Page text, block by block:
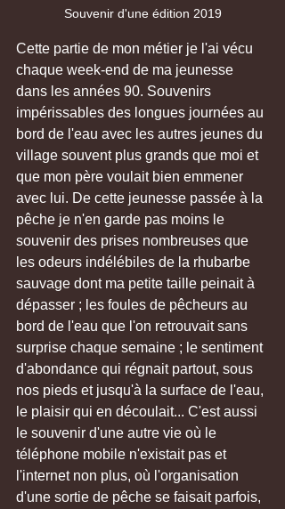
Souvenir d'une édition 2019
Cette partie de mon métier je l'ai vécu
chaque week-end de ma jeunesse
dans les années 90. Souvenirs
impérissables des longues journées au
bord de l'eau avec les autres jeunes du
village souvent plus grands que moi et
que mon père voulait bien emmener
avec lui. De cette jeunesse passée à la
pêche je n'en garde pas moins le
souvenir des prises nombreuses que
les odeurs indélébiles de la rhubarbe
sauvage dont ma petite taille peinait à
dépasser ; les foules de pêcheurs au
bord de l'eau que l'on retrouvait sans
surprise chaque semaine ; le sentiment
d'abondance qui régnait partout, sous
nos pieds et jusqu'à la surface de l'eau,
le plaisir qui en découlait... C'est aussi
le souvenir d'une autre vie où le
téléphone mobile n'existait pas et
l'internet non plus, où l'organisation
d'une sortie de pêche se faisait parfois,